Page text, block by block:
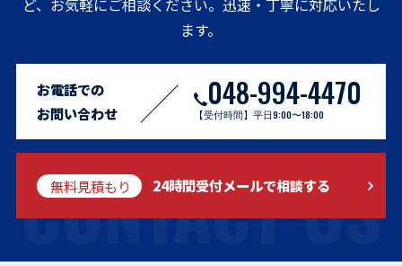
ます。
CONTACT US
お電話での
お問い合わせ
048-994-4470
【受付時間】平日9:00〜18:00
無料見積もり 24時間受付メールで相談する